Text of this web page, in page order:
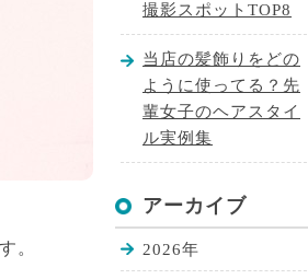
。
撮影スポットTOP8
当店の髪飾りをどの
ように使ってる？先
輩女子のヘアスタイ
ル実例集
アーカイブ
2026年